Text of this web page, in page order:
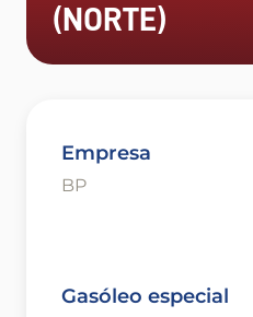
(NORTE)
Empresa
BP
Gasóleo especial